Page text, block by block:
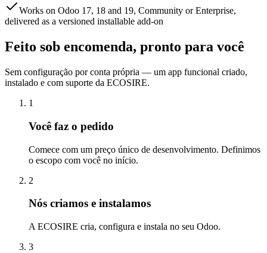
Works on Odoo 17, 18 and 19, Community or Enterprise,
delivered as a versioned installable add-on
Feito sob encomenda, pronto para você
Sem configuração por conta própria — um app funcional criado,
instalado e com suporte da ECOSIRE.
1
Você faz o pedido
Comece com um preço único de desenvolvimento. Definimos
o escopo com você no início.
2
Nós criamos e instalamos
A ECOSIRE cria, configura e instala no seu Odoo.
3